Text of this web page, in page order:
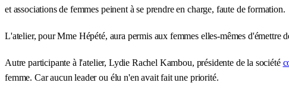
et associations de femmes peinent à se prendre en charge, faute de formation.
L'atelier, pour Mme Hépété, aura permis aux femmes elles-mêmes d'émettre
Autre participante à l'atelier, Lydie Rachel Kambou, présidente de la société
femme. Car aucun leader ou élu n'en avait fait une priorité.